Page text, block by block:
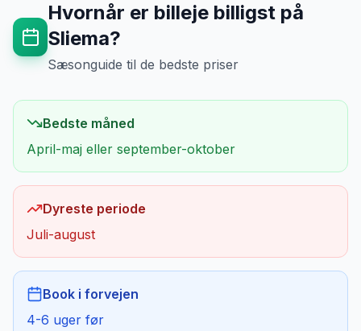
Hvornår er billeje billigst på
Sliema?
Sæsonguide til de bedste priser
Bedste måned
April-maj eller september-oktober
Dyreste periode
Juli-august
Book i forvejen
4-6 uger før